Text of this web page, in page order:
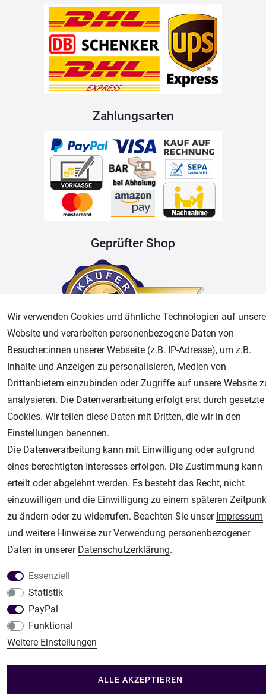
Zahlungsarten
Geprüfter Shop
Airbrush-City
Fachhandel für: Airbrushpistolen, Kompressoren, Airbrushfarben
Modellbau-City
Modellbau Shop
Plotter-City
Schneideplotter, Transferpressen, Siebdruck und Plotterfolien
Im Shop Kaufen
Küchen Zubehör - Haus/Garten - Tierbedarf
Wir verwenden Cookies und ähnliche Technologien auf
Website und verarbeiten personenbezogene Daten von
Besucher:innen unserer Webseite (z.B. IP-Adresse), um z.B.
Inhalte und Anzeigen zu personalisieren, Medien von
Drittanbietern einzubinden oder Zugriffe auf unsere Website
analysieren. Die Datenverarbeitung erfolgt erst durch gesetzte
Cookies. Wir teilen diese Daten mit Dritten, die wir in den
Einstellungen benennen.
Die Datenverarbeitung kann mit Einwilligung oder aufgrund
eines berechtigten Interesses erfolgen. Die Zustimmung kann
erteilt oder abgelehnt werden. Es besteht das Recht, nicht
einzuwilligen und die Einwilligung zu einem späteren
zu ändern oder zu widerrufen. Beachten Sie unser Impressum
und weitere Hinweise zur Verwendung personenbezogener
Daten in unserer Daten­schutz­erklärung.
Essenziell
Statistik
PayPal
Funktional
Weitere Einstellungen
ALLE AKZEPTIEREN